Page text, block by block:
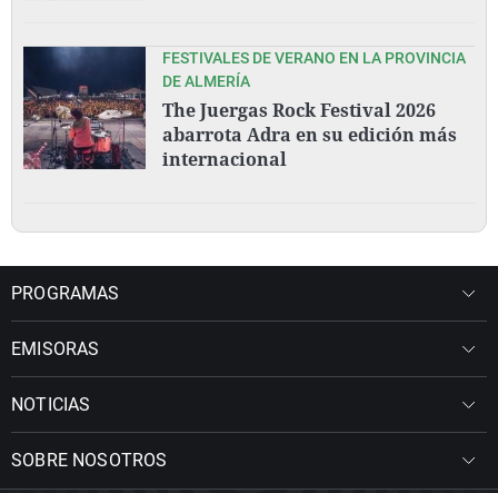
FESTIVALES DE VERANO EN LA PROVINCIA
DE ALMERÍA
The Juergas Rock Festival 2026
abarrota Adra en su edición más
internacional
PROGRAMAS
EMISORAS
NOTICIAS
SOBRE NOSOTROS